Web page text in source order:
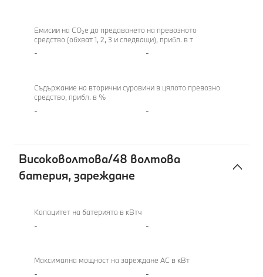
превозното
средство
Емисии на CO₂e до предаването на превозното
средство (обхват 1, 2, 3 и следващи), прибл. в т
- -
Съдържание на вторични суровини в цялото превозно
средство, прибл. в %
- -
Високоволтова/48 волтова
батерия, зареждане
волтова
батерия,
Капацитет на батерията в кВтч
- -
Максимална мощност на зареждане AC в кВт
- -